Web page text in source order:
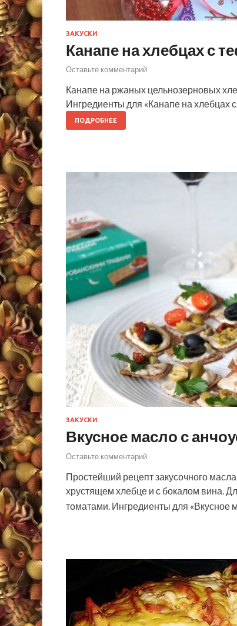
ЗАКУСКИ
Канапе на хлебцах с
Оставьте комментарий
Канапе на ржаных цельнозерновых
Ингредиенты для «Канапе на хлебцах
ПОДРОБНЕЕ
ЗАКУСКИ
Вкусное масло с
Оставьте комментарий
Простейший рецепт закусочного
хрустящем хлебце и с бокалом вина.
томатами. Ингредиенты для «Вкусное